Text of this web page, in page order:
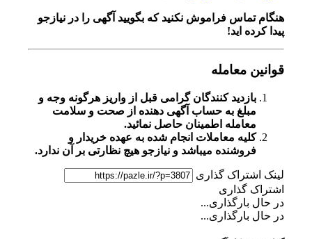
هنگام تماس فراموش نکنید که بگویید آگهی را در نیازجو
پیدا کرده اید!
قوانین معامله
بازدید کنندگان گرامی قبل از واریز هرگونه وجه و
مبلغ به حساب آگهی دهنده از صحت و سلامت
معامله اطمینان حاصل نمائید.
کلیه معاملات انجام شده به عهده خریدار و
فروشنده میباشد و نیازجو هیچ نظارتی بر آن ندارد.
لینک اشتراک گذاری
اشتراک گذاری
در حال بارگذاری...
در حال بارگذاری...